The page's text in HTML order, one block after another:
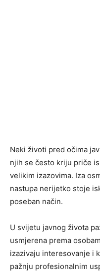
Neki životi pred očima
njih se često kriju priče
velikim izazovima. Iza
nastupa nerijetko stoje
poseban način.
U svijetu javnog života
usmjerena prema
izazivaju interesovanje i
pažnju profesionalnim